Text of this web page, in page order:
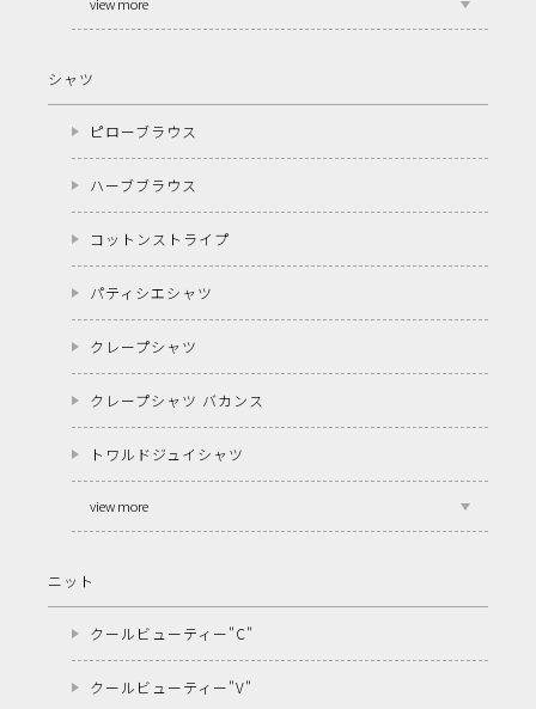
シャツ
ピローブラウス
ハーブブラウス
コットンストライプ
パティシエシャツ
クレープシャツ
クレープシャツ バカンス
トワルドジュイシャツ
view more
ニット
クールビューティー"C"
クールビューティー"V"